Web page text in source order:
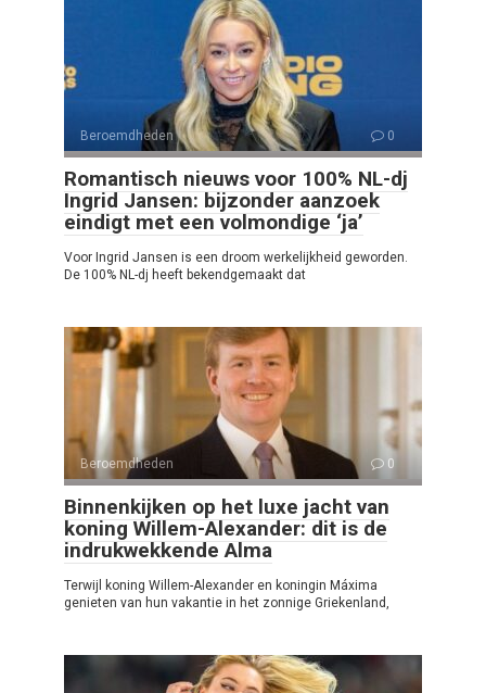
Beroemdheden 0
Romantisch nieuws voor 100% NL-dj
Ingrid Jansen: bijzonder aanzoek
eindigt met een volmondige ‘ja’
Voor Ingrid Jansen is een droom werkelijkheid geworden.
De 100% NL-dj heeft bekendgemaakt dat
Beroemdheden 0
Binnenkijken op het luxe jacht van
koning Willem-Alexander: dit is de
indrukwekkende Alma
Terwijl koning Willem-Alexander en koningin Máxima
genieten van hun vakantie in het zonnige Griekenland,